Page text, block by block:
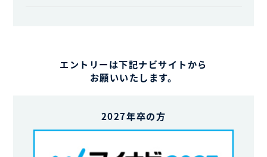
エントリーは下記ナビサイトから
お願いいたします。
2027年卒の方